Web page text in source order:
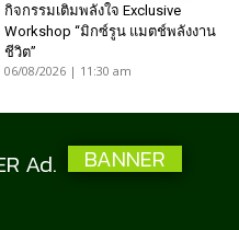
กิจกรรมเติมพลังใจ Exclusive
Workshop “มิกซ์รูน แมตช์พลังงาน
ชีวิต”
06/08/2026 | 11:30 am
Ad. BANNER